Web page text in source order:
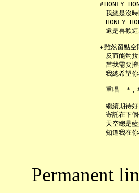
＃HONEY
我總是沒時
HONEY
還是喜歡這
＋雖然留點空
反而能夠拉
當我需要擁
我總希望你
重唱　＊,
繼續期待好
寄託在下
天空總是藍
Permanent